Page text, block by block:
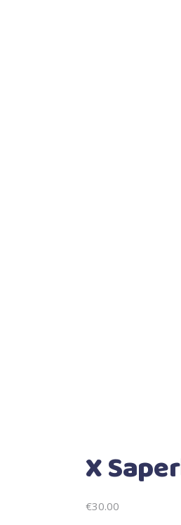
X
€30.00